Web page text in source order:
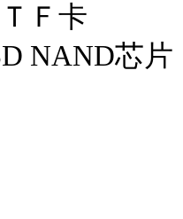
Ｆ卡
NAND芯